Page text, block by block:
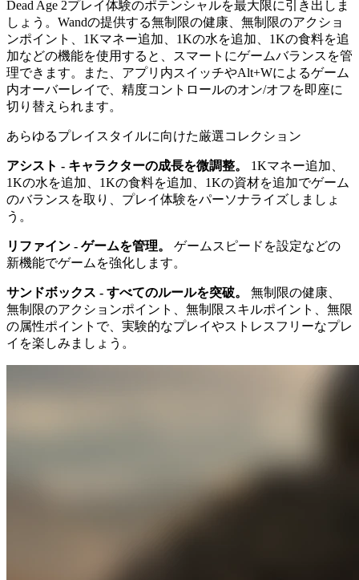
Dead Age 2プレイ体験のポテンシャルを最大限に引き出しま
しょう。Wandの提供する無制限の健康、無制限のアクショ
ンポイント、1Kマネー追加、1Kの水を追加、1Kの食料を追
加などの機能を使用すると、スマートにゲームバランスを管
理できます。また、アプリ内スイッチやAlt+Wによるゲーム
内オーバーレイで、精度コントロールのオン/オフを即座に
切り替えられます。
あらゆるプレイスタイルに向けた厳選コレクション
アシスト - キャラクターの成長を微調整。
1Kマネー追加、
1Kの水を追加、1Kの食料を追加、1Kの資材を追加でゲーム
のバランスを取り、プレイ体験をパーソナライズしましょ
う。
リファイン - ゲームを管理。
ゲームスピードを設定などの
新機能でゲームを強化します。
サンドボックス - すべてのルールを突破。
無制限の健康、
無制限のアクションポイント、無制限スキルポイント、無限
の属性ポイントで、実験的なプレイやストレスフリーなプレ
イを楽しみましょう。